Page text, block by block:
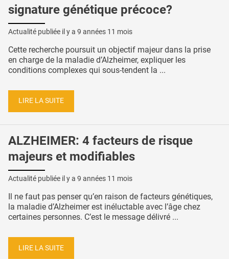
signature génétique précoce?
Actualité publiée il y a 9 années 11 mois
Cette recherche poursuit un objectif majeur dans la prise
en charge de la maladie d’Alzheimer, expliquer les
conditions complexes qui sous-tendent la ...
LIRE LA SUITE
ALZHEIMER: 4 facteurs de risque
majeurs et modifiables
Actualité publiée il y a 9 années 11 mois
Il ne faut pas penser qu’en raison de facteurs génétiques,
la maladie d’Alzheimer est inéluctable avec l’âge chez
certaines personnes. C’est le message délivré ...
LIRE LA SUITE